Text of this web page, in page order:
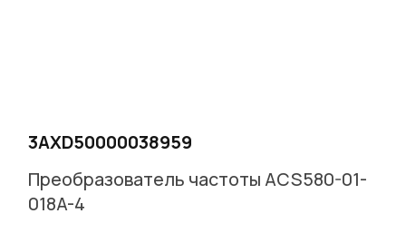
3AXD50000038959
Преобразователь частоты ACS580-01-
018A-4